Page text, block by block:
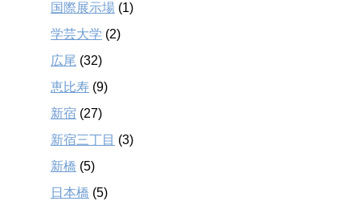
国際展示場 (1)
学芸大学 (2)
広尾 (32)
恵比寿 (9)
新宿 (27)
新宿三丁目 (3)
新橋 (5)
日本橋 (5)